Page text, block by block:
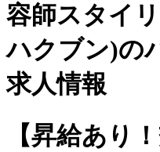
容師スタイ
ハクブン)の
求人情報
【昇給あり